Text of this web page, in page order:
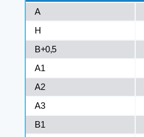
A
H
B+0,5
A1
A2
A3
B1